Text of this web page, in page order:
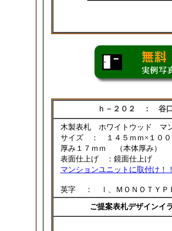
ｈ－２０２ ： 谷
木製表札 ホワイトウッド
サイズ ： １４５ｍｍ×１０
厚み１７ｍｍ （本体厚み）
表面仕上げ ：鏡面仕上げ
マンションユニットに取付け！
英字 ： ｌ、ＭＯＮＯＴＹ
ご提案表札デザインイ